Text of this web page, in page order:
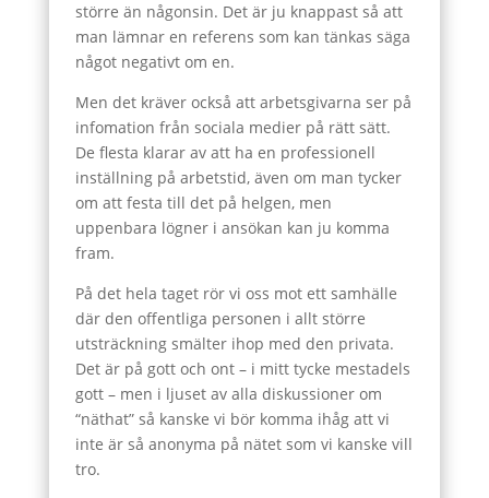
större än någonsin. Det är ju knappast så att
man lämnar en referens som kan tänkas säga
något negativt om en.
Men det kräver också att arbetsgivarna ser på
infomation från sociala medier på rätt sätt.
De flesta klarar av att ha en professionell
inställning på arbetstid, även om man tycker
om att festa till det på helgen, men
uppenbara lögner i ansökan kan ju komma
fram.
På det hela taget rör vi oss mot ett samhälle
där den offentliga personen i allt större
utsträckning smälter ihop med den privata.
Det är på gott och ont – i mitt tycke mestadels
gott – men i ljuset av alla diskussioner om
“näthat” så kanske vi bör komma ihåg att vi
inte är så anonyma på nätet som vi kanske vill
tro.